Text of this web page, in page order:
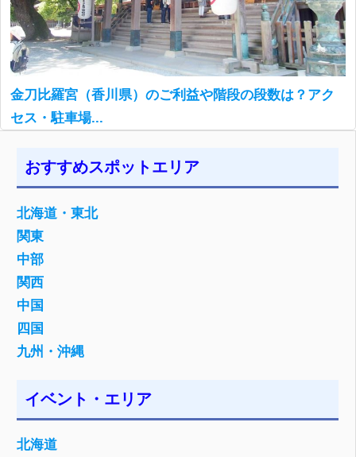
金刀比羅宮（香川県）のご利益や階段の段数は？アク
セス・駐車場...
おすすめスポットエリア
北海道・東北
関東
中部
関西
中国
四国
九州・沖縄
イベント・エリア
北海道